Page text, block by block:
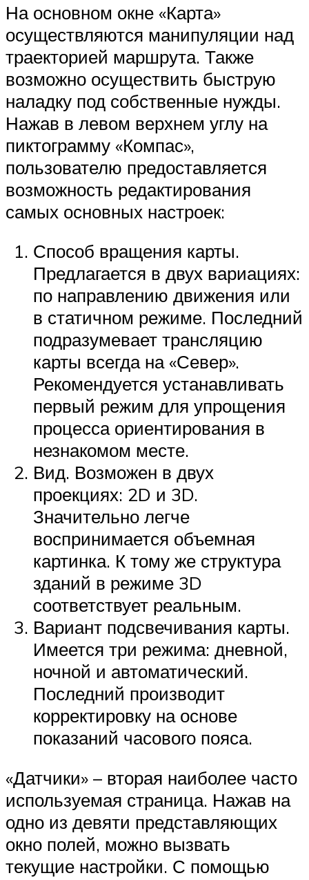
На основном окне «Карта»
осуществляются манипуляции над
траекторией маршрута. Также
возможно осуществить быструю
наладку под собственные нужды.
Нажав в левом верхнем углу на
пиктограмму «Компас»,
пользователю предоставляется
возможность редактирования
самых основных настроек:
Способ вращения карты.
Предлагается в двух вариациях:
по направлению движения или
в статичном режиме. Последний
подразумевает трансляцию
карты всегда на «Север».
Рекомендуется устанавливать
первый режим для упрощения
процесса ориентирования в
незнакомом месте.
Вид. Возможен в двух
проекциях: 2D и 3D.
Значительно легче
воспринимается объемная
картинка. К тому же структура
зданий в режиме 3D
соответствует реальным.
Вариант подсвечивания карты.
Имеется три режима: дневной,
ночной и автоматический.
Последний производит
корректировку на основе
показаний часового пояса.
«Датчики» – вторая наиболее часто
используемая страница. Нажав на
одно из девяти представляющих
окно полей, можно вызвать
текущие настройки. С помощью